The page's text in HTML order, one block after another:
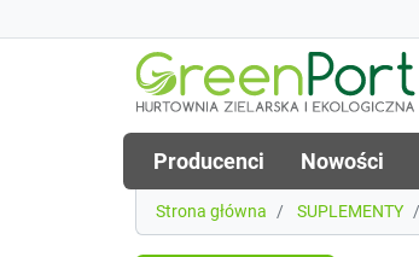
Producenci Nowości
Strona główna SUPLEMENTY